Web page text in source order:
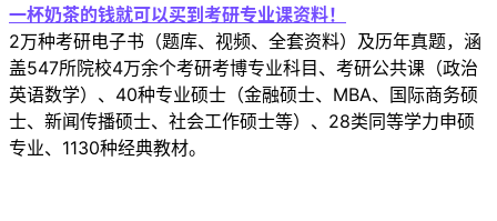
一杯奶茶的钱就可以买到考研专业课资料！
2万种考研电子书（题库、视频、全套资料）及历年真题，涵
盖547所院校4万余个考研考博专业科目、考研公共课（政治
英语数学）、40种专业硕士（金融硕士、MBA、国际商务硕
士、新闻传播硕士、社会工作硕士等）、28类同等学力申硕
专业、1130种经典教材。